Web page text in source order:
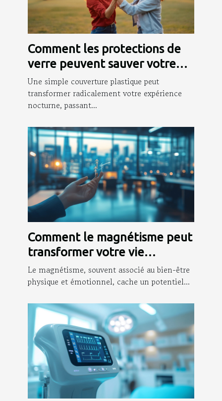
Comment les protections de
verre peuvent sauver votre
soirée ?
Une simple couverture plastique peut
transformer radicalement votre expérience
nocturne, passant...
Comment le magnétisme peut
transformer votre vie
professionnelle ?
Le magnétisme, souvent associé au bien-être
physique et émotionnel, cache un potentiel...